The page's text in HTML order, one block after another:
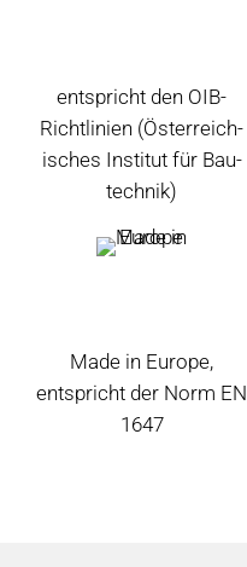
entspricht den OIB-
Richtlinien (Öster­reich­
isches Institut für Bau­
technik)
Made in Europe,
entspricht der Norm EN
1647